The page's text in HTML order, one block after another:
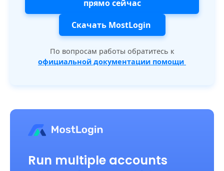
прямо сейчас
Скачать MostLogin
По вопросам работы обратитесь к
официальной документации помощи
Run multiple accounts